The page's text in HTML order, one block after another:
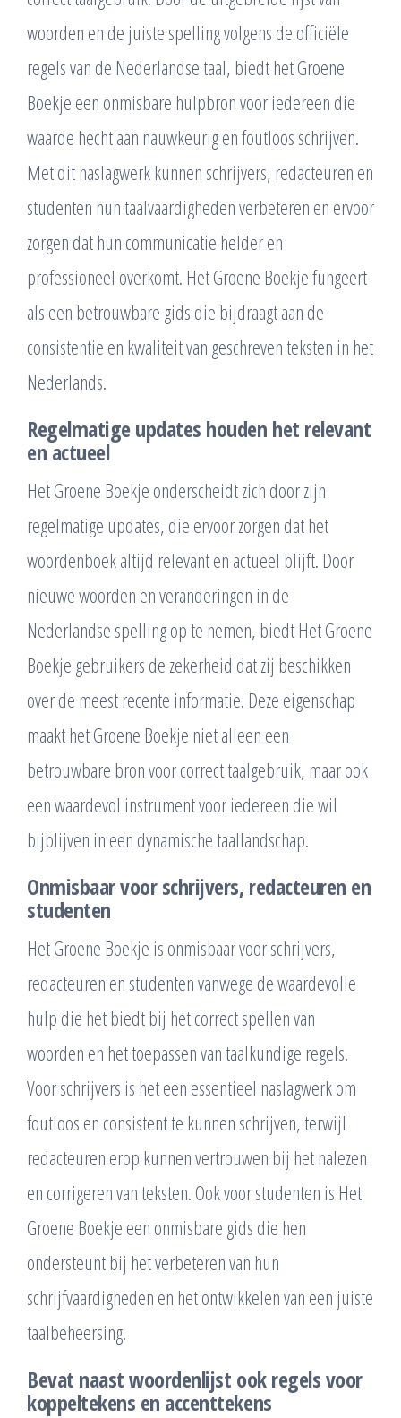
woorden en de juiste spelling volgens de officiële
regels van de Nederlandse taal, biedt het Groene
Boekje een onmisbare hulpbron voor iedereen die
waarde hecht aan nauwkeurig en foutloos schrijven.
Met dit naslagwerk kunnen schrijvers, redacteuren en
studenten hun taalvaardigheden verbeteren en ervoor
zorgen dat hun communicatie helder en
professioneel overkomt. Het Groene Boekje fungeert
als een betrouwbare gids die bijdraagt aan de
consistentie en kwaliteit van geschreven teksten in het
Nederlands.
Regelmatige updates houden het relevant
en actueel
Het Groene Boekje onderscheidt zich door zijn
regelmatige updates, die ervoor zorgen dat het
woordenboek altijd relevant en actueel blijft. Door
nieuwe woorden en veranderingen in de
Nederlandse spelling op te nemen, biedt Het Groene
Boekje gebruikers de zekerheid dat zij beschikken
over de meest recente informatie. Deze eigenschap
maakt het Groene Boekje niet alleen een
betrouwbare bron voor correct taalgebruik, maar ook
een waardevol instrument voor iedereen die wil
bijblijven in een dynamische taallandschap.
Onmisbaar voor schrijvers, redacteuren en
studenten
Het Groene Boekje is onmisbaar voor schrijvers,
redacteuren en studenten vanwege de waardevolle
hulp die het biedt bij het correct spellen van
woorden en het toepassen van taalkundige regels.
Voor schrijvers is het een essentieel naslagwerk om
foutloos en consistent te kunnen schrijven, terwijl
redacteuren erop kunnen vertrouwen bij het nalezen
en corrigeren van teksten. Ook voor studenten is Het
Groene Boekje een onmisbare gids die hen
ondersteunt bij het verbeteren van hun
schrijfvaardigheden en het ontwikkelen van een juiste
taalbeheersing.
Bevat naast woordenlijst ook regels voor
koppeltekens en accenttekens